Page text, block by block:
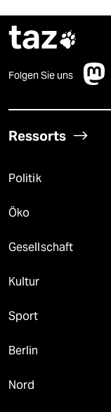
taz
Folgen Sie uns
Ressorts
Politik
Öko
Gesellschaft
Kultur
Sport
Berlin
Nord